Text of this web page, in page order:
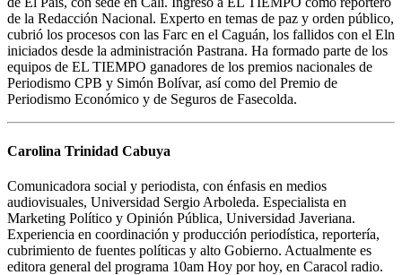
de la Redacción Nacional. Experto en temas de paz y orden público,
cubrió los procesos con las Farc en el Caguán, los fallidos con el Eln
iniciados desde la administración Pastrana. Ha formado parte de los
equipos de EL TIEMPO ganadores de los premios nacionales de
Periodismo CPB y Simón Bolívar, así como del Premio de
Periodismo Económico y de Seguros de Fasecolda.
Carolina Trinidad Cabuya
Comunicadora social y periodista, con énfasis en medios
audiovisuales, Universidad Sergio Arboleda. Especialista en
Marketing Político y Opinión Pública, Universidad Javeriana.
Experiencia en coordinación y producción periodística, reportería,
cubrimiento de fuentes políticas y alto Gobierno. Actualmente es
editora general del programa 10am Hoy por hoy, en Caracol radio.